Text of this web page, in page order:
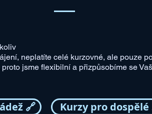
neplatíte celé kurzovné, ale pouze
jsme flexibilní a přizpůsobíme se
🔗 Kurzy pro dospělé